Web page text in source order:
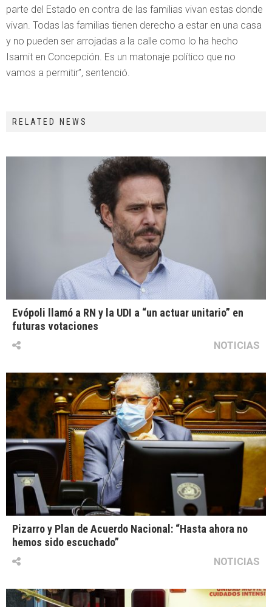
parte del Estado en contra de las familias vivan estas donde
vivan. Todas las familias tienen derecho a estar en una casa
y no pueden ser arrojadas a la calle como lo ha hecho
Isamit en Concepción. Es un matonaje político que no
vamos a permitir”, sentenció.
RELATED NEWS
Evópoli llamó a RN y la UDI a “un actuar unitario” en
futuras votaciones
NOTICIAS
Pizarro y Plan de Acuerdo Nacional: “Hasta ahora no
hemos sido escuchado”
NOTICIAS